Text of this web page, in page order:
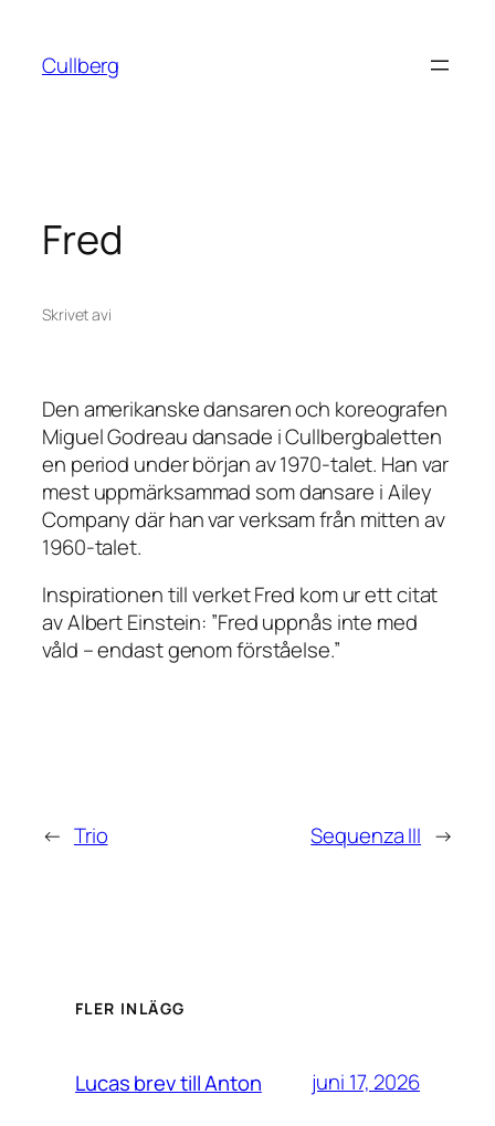
innehåll
Cullberg
Fred
Skrivet avi
Den amerikanske dansaren och koreografen
Miguel Godreau dansade i Cullbergbaletten
en period under början av 1970-talet. Han var
mest uppmärksammad som dansare i Ailey
Company där han var verksam från mitten av
1960-talet.
Inspirationen till verketFred kom ur ett citat
av Albert Einstein: ”Fred uppnås inte med
våld – endast genom förståelse.”
← Trio Sequenza III →
FLER INLÄGG
Lucas brev till Anton juni 17, 2026